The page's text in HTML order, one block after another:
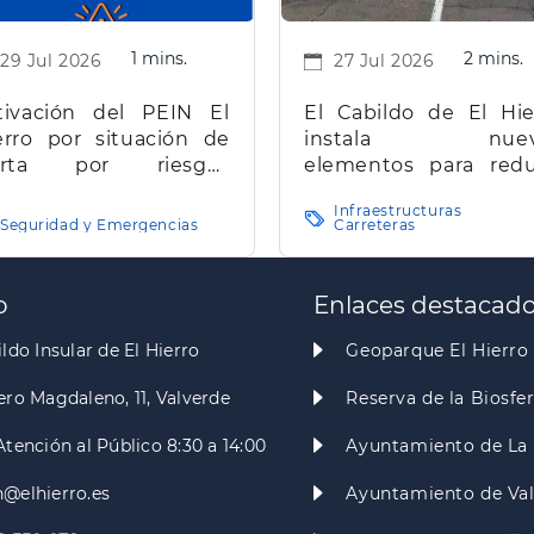
29 Jul 2026 1 mins.
del PEIN El
por situación de
por riesgos
Seguridad y Emergencias
27 Jul 2026 2 mins.
El Cabildo de El
instala
elementos para
seguridad vial en la
Carreteras
Insular de El Hierro
Magdaleno, 11, Valverde
al Público 8:30 a 14:00
Enlaces
Geoparque El Hierro
Reserva de la
Ayuntamiento de La
Ayuntamiento de